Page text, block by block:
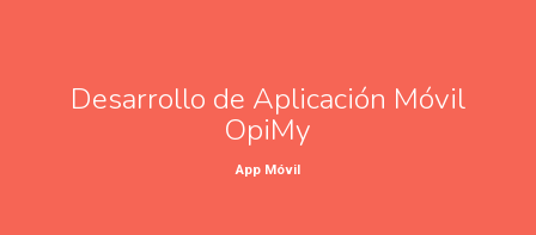
Desarrollo de Aplicación Móvil
OpiMy
App Móvil